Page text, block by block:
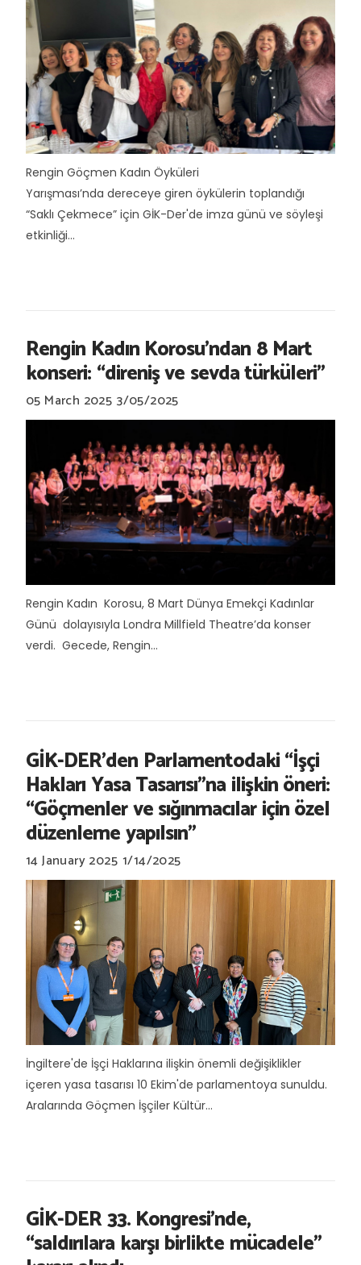
Rengin Göçmen Kadın Öyküleri
Yarışması’nda dereceye giren öykülerin toplandığı
“Saklı Çekmece” için GİK-Der'de imza günü ve söyleşi
etkinliği...
Rengin Kadın Korosu’ndan 8 Mart
konseri: “direniş ve sevda türküleri"
05 March 2025 3/05/2025
Rengin Kadın Korosu, 8 Mart Dünya Emekçi Kadınlar
Günü dolayısıyla Londra Millfield Theatre’da konser
verdi. Gecede, Rengin...
GİK-DER’den Parlamentodaki “İşçi
Hakları Yasa Tasarısı”na ilişkin öneri:
“Göçmenler ve sığınmacılar için özel
düzenleme yapılsın”
14 January 2025 1/14/2025
İngiltere'de İşçi Haklarına ilişkin önemli değişiklikler
içeren yasa tasarısı 10 Ekim'de parlamentoya sunuldu.
Aralarında Göçmen İşçiler Kültür...
GİK-DER 33. Kongresi’nde,
“saldırılara karşı birlikte mücadele”